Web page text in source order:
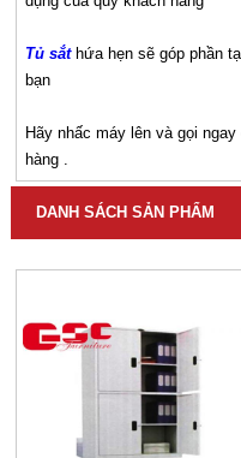
Tủ sắthứa hẹn sẽ góp phần
bạn
Hãy nhấc máy lên và gọi
hàng .
DANH SÁCH SẢN PHẨM